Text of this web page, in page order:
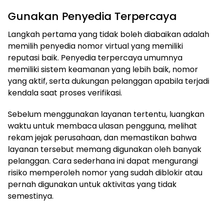
Gunakan Penyedia Terpercaya
Langkah pertama yang tidak boleh diabaikan adalah
memilih penyedia nomor virtual yang memiliki
reputasi baik. Penyedia terpercaya umumnya
memiliki sistem keamanan yang lebih baik, nomor
yang aktif, serta dukungan pelanggan apabila terjadi
kendala saat proses verifikasi.
Sebelum menggunakan layanan tertentu, luangkan
waktu untuk membaca ulasan pengguna, melihat
rekam jejak perusahaan, dan memastikan bahwa
layanan tersebut memang digunakan oleh banyak
pelanggan. Cara sederhana ini dapat mengurangi
risiko memperoleh nomor yang sudah diblokir atau
pernah digunakan untuk aktivitas yang tidak
semestinya.